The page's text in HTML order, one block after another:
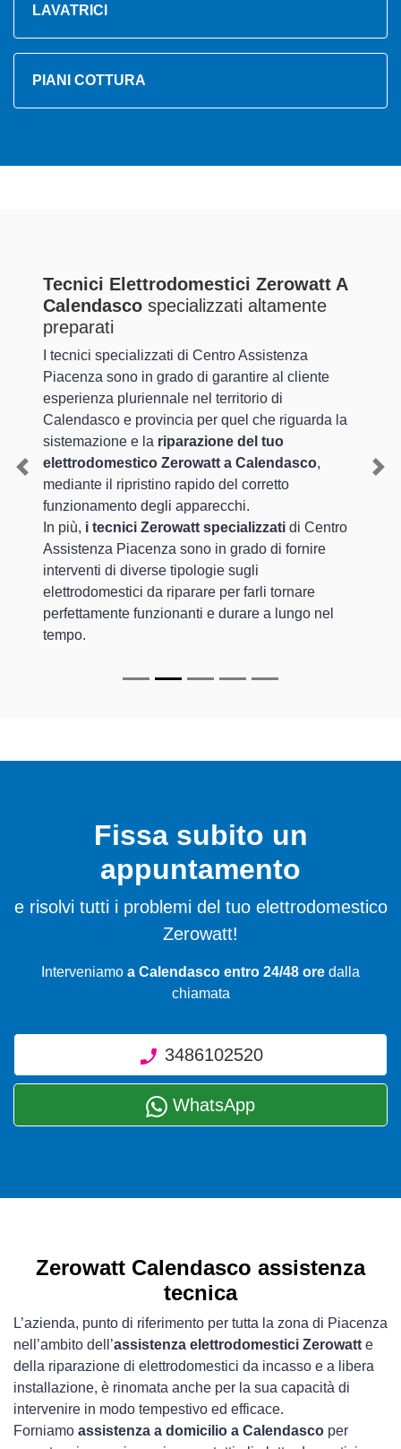
LAVATRICI
PIANI COTTURA
Tecnici Elettrodomestici Zerowatt A
Calendasco specializzati altamente
preparati
I tecnici specializzati di Centro Assistenza
Piacenza sono in grado di garantire al cliente
esperienza pluriennale nel territorio di
Calendasco e provincia per quel che riguarda la
sistemazione e la riparazione del tuo
elettrodomestico Zerowatt a Calendasco,
mediante il ripristino rapido del corretto
funzionamento degli apparecchi.
In più, i tecnici Zerowatt specializzati di Centro
Assistenza Piacenza sono in grado di fornire
interventi di diverse tipologie sugli
elettrodomestici da riparare per farli tornare
perfettamente funzionanti e durare a lungo nel
tempo.
Previous
Fissa subito un
appuntamento
e risolvi tutti i problemi del tuo elettrodomestico
Zerowatt!
Interveniamo a Calendasco entro 24/48 ore dalla
chiamata
3486102520
WhatsApp
Zerowatt Calendasco assistenza
tecnica
L’azienda, punto di riferimento per tutta la zona di Piacenza
nell’ambito dell’assistenza elettrodomestici Zerowatt e
della riparazione di elettrodomestici da incasso e a libera
installazione, è rinomata anche per la sua capacità di
intervenire in modo tempestivo ed efficace.
Forniamo assistenza a domicilio a Calendasco per